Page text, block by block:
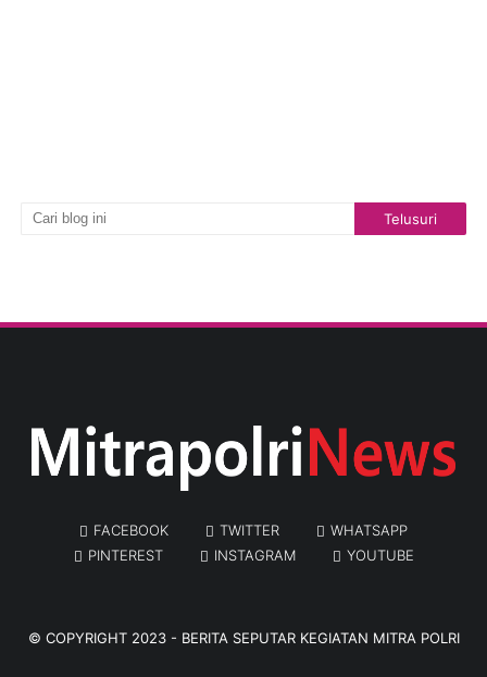
FACEBOOK TWITTER
WHATSAPP
PINTEREST
INSTAGRAM YOUTUBE
© COPYRIGHT 2023 - BERITA SEPUTAR KEGIATAN MITRA POLRI